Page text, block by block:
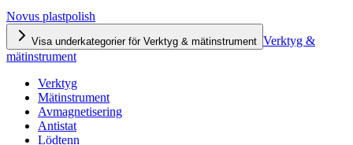
Novus plastpolish
Visa underkategorier för Verktyg & mätinstrument Verktyg &
mätinstrument
Verktyg
Mätinstrument
Avmagnetisering
Antistat
Lödtenn